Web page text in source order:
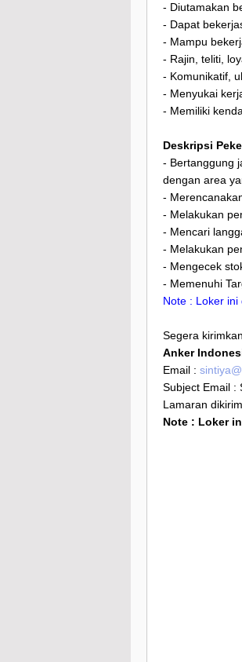
- Diutamakan
- Dapat
- Mampu
- Rajin, teliti,
- Komunikatif,
- Menyukai
- Memiliki
Deskripsi
- Bertanggung
dengan area
-
- Melakukan
- Mencari
- Melakukan
- Mengecek
- Memenuhi
Note : Loker ini
Segera
Anker
Email :
Subject Email :
Lamaran
Note : Loker